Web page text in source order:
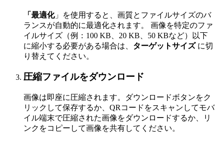
「最適化」を使用すると、画質とファイルサイズのバ
ランスが自動的に最適化されます。 画像を特定のファ
イルサイズ（例：100 KB、20 KB、50 KBなど）以下
に縮小する必要がある場合は、 ターゲットサイズに切
り替えてください。
圧縮ファイルをダウンロード
画像は即座に圧縮されます。ダウンロードボタンをク
リックして保存するか、QRコードをスキャンしてモバ
イル端末で圧縮された画像をダウンロードするか、リ
ンクをコピーして画像を共有してください。